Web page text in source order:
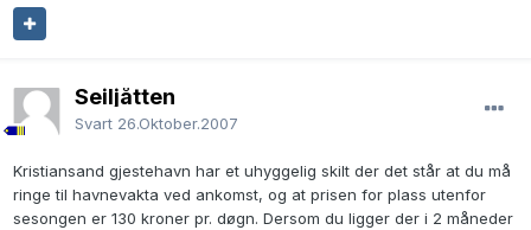
Seiljåtten
Svart 26.Oktober.2007
Kristiansand gjestehavn har et uhyggelig skilt der det står at du må
ringe til havnevakta ved ankomst, og at prisen for plass utenfor
sesongen er 130 kroner pr. døgn. Dersom du ligger der i 2 måneder